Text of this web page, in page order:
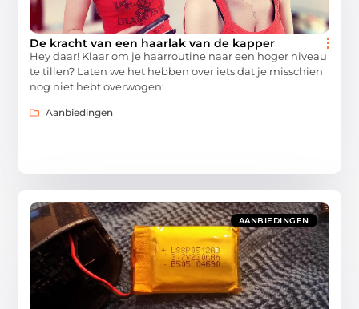
De kracht van een haarlak van de kapper
Hey daar! Klaar om je haarroutine naar een hoger niveau
te tillen? Laten we het hebben over iets dat je misschien
nog niet hebt overwogen:
Aanbiedingen
AANBIEDINGEN